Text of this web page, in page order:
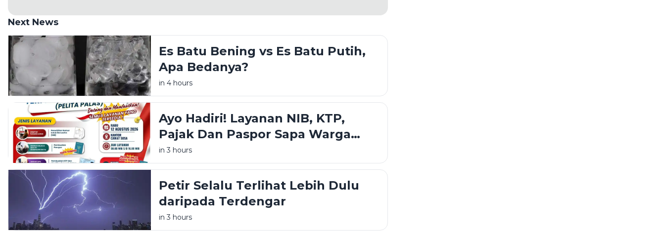
Next News
Es Batu Bening vs Es Batu Putih,
Apa Bedanya?
in 4 hours
Ayo Hadiri! Layanan NIB, KTP,
Pajak Dan Paspor Sapa Warga
Sosa Sekitar
in 3 hours
Petir Selalu Terlihat Lebih Dulu
daripada Terdengar
in 3 hours